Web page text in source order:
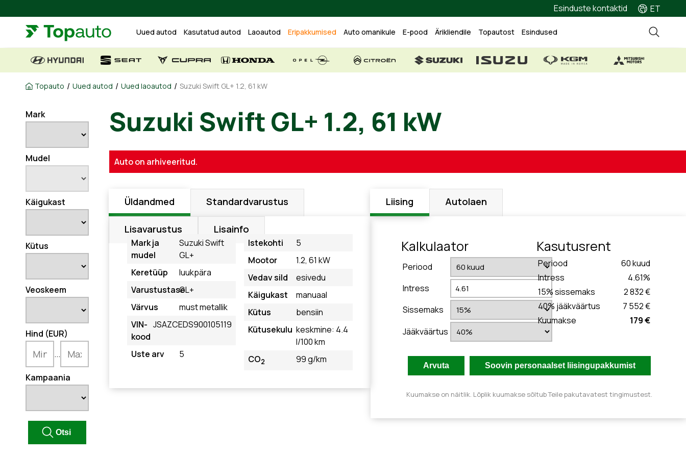
Esinduste kontaktid ET
Uued autod Kasutatud autod Laoautod Eripakkumised Auto omanikule E-pood Ärikliendile Topautost Esindused
Topauto / Uued autod / Uued laoautod / Suzuki Swift GL+ 1.2, 61 kW
Mark
Mudel
Käigukast
Kütus
Veoskeem
Hind (EUR)
...
Kampaania
Suzuki Swift GL+ 1.2, 61 kW
Auto on arhiveeritud.
Üldandmed Standardvarustus
Lisavarustus Lisainfo
Mark ja
mudel
Suzuki Swift
GL+
Keretüüp
luukpära
VarustustaseGL+
Värvus
must metallik
VIN-
kood
JSAZCEDS900105119
Uste arv 5
Istekohti
5
Mootor
1.2, 61 kW
Vedav sild
esivedu
Käigukast
manuaal
Kütus
bensiin
Kütusekulu keskmine: 4.4
l/100 km
CO2 99 g/km
Liising Autolaen
Kalkulaator
Periood
Intress
Sissemaks
Jääkväärtus
Kasutusrent
Periood 60kuud
Intress
4.61%
15% sissemaks
2 832 €
40% jääkväärtus
7 552 €
Kuumakse
179 €
Kuumakse on näitlik. Lõplik kuumakse sõltub Teile pakutavatest tingimustest.